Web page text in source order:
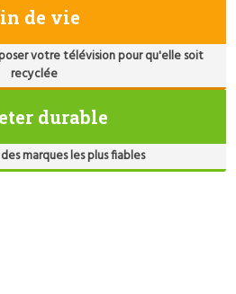
de vie
votre télévision pour qu'elle soit
recyclée
durable
marques les plus fiables